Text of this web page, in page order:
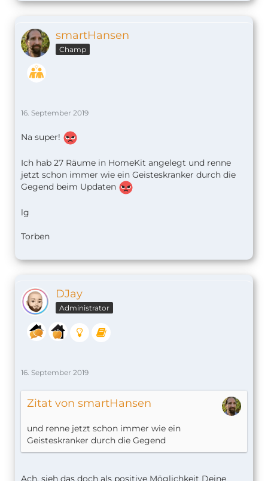
smartHansen
Champ
16. September 2019
Na super!
Ich hab 27 Räume in HomeKit angelegt und renne
jetzt schon immer wie ein Geisteskranker durch die
Gegend beim Updaten
lg
Torben
DJay
Administrator
16. September 2019
Zitat von smartHansen
und renne jetzt schon immer wie ein
Geisteskranker durch die Gegend
Ach, sieh das doch als positive Möglichkeit Deine